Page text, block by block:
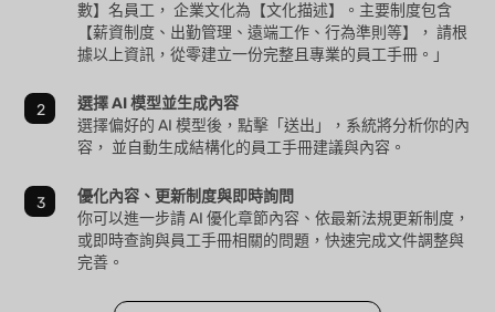
數】名員工， 企業文化為【文化描述】。主要制度包含
【薪資制度、出勤管理、遠端工作、行為準則等】， 請根
據以上資訊，從零建立一份完整且專業的員工手冊。」
選擇 AI 模型並生成內容
選擇偏好的 AI 模型後，點擊「送出」，系統將分析你的內
容， 並自動生成結構化的員工手冊建議與內容。
優化內容、更新制度與即時詢問
你可以進一步請 AI 優化章節內容、依最新法規更新制度，
或即時查詢與員工手冊相關的問題，快速完成文件調整與
完善。